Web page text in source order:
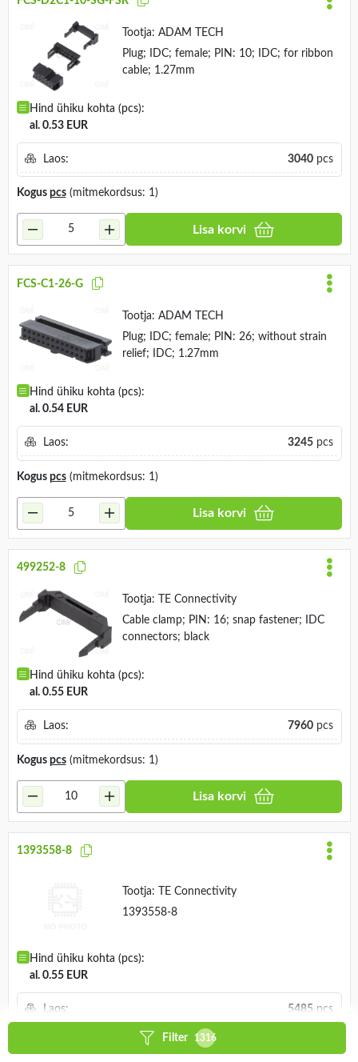
Filter 1316
Tootja: ADAM TECH
Plug; IDC; female; PIN: 10; IDC; for ribbon
cable; 1.27mm
Hind ühiku kohta (pcs):
al. 0.53 EUR
Laos: 3040pcs
Kogus pcs(mitmekordsus: 1)
Lisa korvi
FCS-C1-26-G
Tootja: ADAM TECH
Plug; IDC; female; PIN: 26; without strain
relief; IDC; 1.27mm
Hind ühiku kohta (pcs):
al. 0.54 EUR
Laos: 3245pcs
Kogus pcs(mitmekordsus: 1)
Lisa korvi
499252-8
Tootja:
TE Connectivity
Cable clamp; PIN: 16; snap fastener; IDC
connectors; black
Hind ühiku kohta (pcs):
al. 0.55 EUR
Laos: 7960pcs
Kogus pcs(mitmekordsus: 1)
Lisa korvi
1393558-8
Tootja:
TE Connectivity
1393558-8
Hind ühiku kohta (pcs):
al. 0.55 EUR
Laos: 5485 pcs
(mitmekordsus: 1)